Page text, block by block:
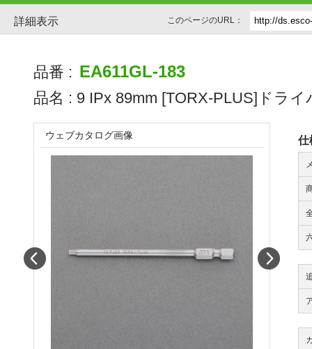
詳細表示 このページのURL：
品番 : EA611GL-183
品名 : 9 IPx 89mm [TORX-PLUS]ドラ
仕
ウェブカタログ画像
Prev